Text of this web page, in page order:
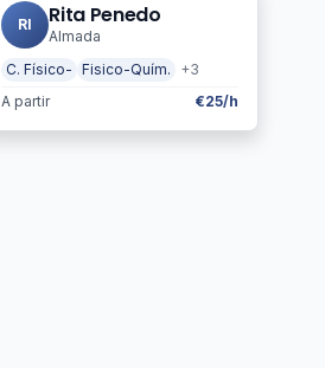
RI Rita Penedo
Almada
C. Físico-
Fisico-Quím.
+3
A partir
€25/h